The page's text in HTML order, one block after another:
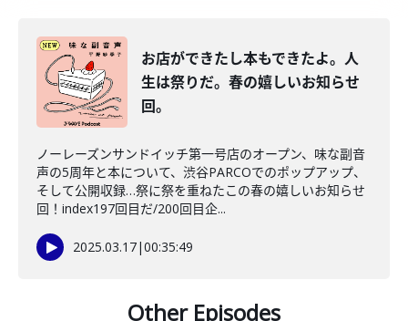
お店ができたし本もできたよ。人
生は祭りだ。春の嬉しいお知らせ
回。
ノーレーズンサンドイッチ第一号店のオープン、味な副音
声の5周年と本について、渋谷PARCOでのポップアップ、
そして公開収録…祭に祭を重ねたこの春の嬉しいお知らせ
回！index197回目だ/200回目企...
2025.03.17|00:35:49
Other Episodes